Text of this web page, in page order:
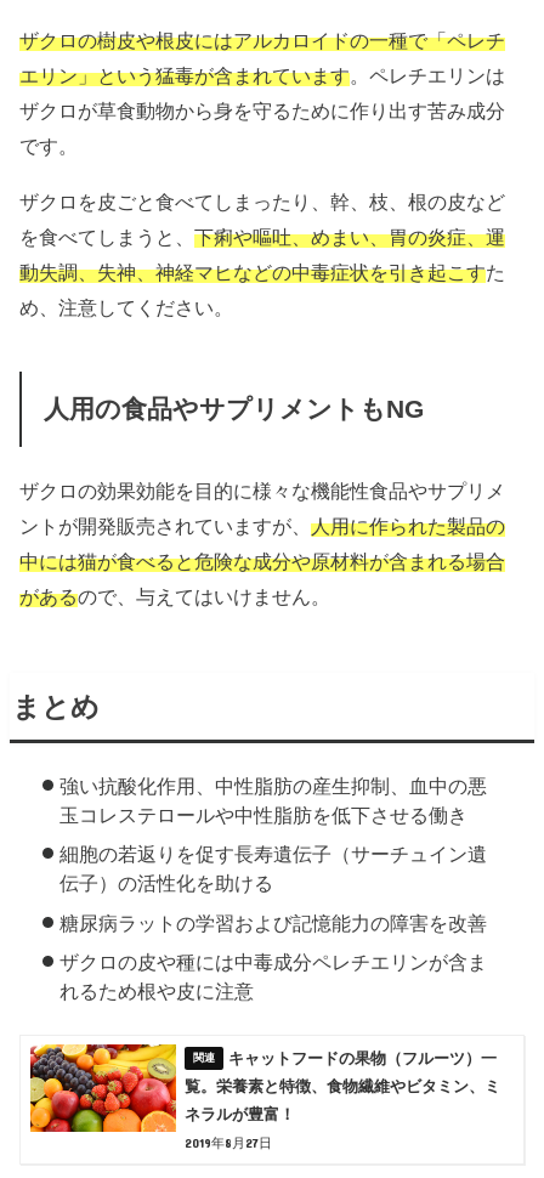
ザクロの樹皮や根皮にはアルカロイドの一種で「ペレチ
エリン」という猛毒が含まれています。ペレチエリンは
ザクロが草食動物から身を守るために作り出す苦み成分
です。
ザクロを皮ごと食べてしまったり、幹、枝、根の皮など
を食べてしまうと、下痢や嘔吐、めまい、胃の炎症、運
動失調、失神、神経マヒなどの中毒症状を引き起こすた
め、注意してください。
人用の食品やサプリメントもNG
ザクロの効果効能を目的に様々な機能性食品やサプリメ
ントが開発販売されていますが、人用に作られた製品の
中には猫が食べると危険な成分や原材料が含まれる場合
があるので、与えてはいけません。
まとめ
強い抗酸化作用、中性脂肪の産生抑制、血中の悪
玉コレステロールや中性脂肪を低下させる働き
細胞の若返りを促す長寿遺伝子（サーチュイン遺
伝子）の活性化を助ける
糖尿病ラットの学習および記憶能力の障害を改善
ザクロの皮や種には中毒成分ペレチエリンが含ま
れるため根や皮に注意
キャットフードの果物（フルーツ）一
覧。栄養素と特徴、食物繊維やビタミン、ミ
ネラルが豊富！
2019年8月27日